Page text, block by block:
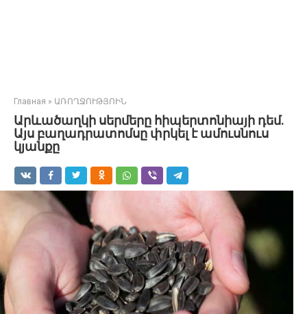
Главная » ԱՌՈՂՋՈՒԹՅՈԻՆ
Արևածաղկի սերմերը հիպերտոնիայի դեմ.
Այս բաղադրատոմսը փրկել է ամուսնուս
կյանքը